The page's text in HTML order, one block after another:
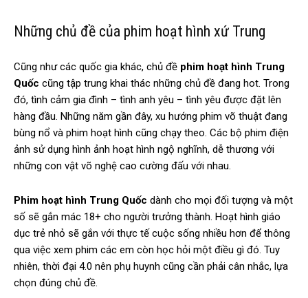
Những chủ đề của phim hoạt hình xứ Trung
Cũng như các quốc gia khác, chủ đề phim hoạt hình Trung
Quốc cũng tập trung khai thác những chủ đề đang hot. Trong
đó, tình cảm gia đình – tình anh yêu – tình yêu được đặt lên
hàng đầu. Những năm gần đây, xu hướng phim võ thuật đang
bùng nổ và phim hoạt hình cũng chạy theo. Các bộ phim điện
ảnh sử dụng hình ảnh hoạt hình ngộ nghĩnh, dễ thương với
những con vật võ nghệ cao cường đấu với nhau.
Phim hoạt hình Trung Quốc dành cho mọi đối tượng và một
số sẽ gắn mác 18+ cho người trưởng thành. Hoạt hình giáo
dục trẻ nhỏ sẽ gắn với thực tế cuộc sống nhiều hơn để thông
qua việc xem phim các em còn học hỏi một điều gì đó. Tuy
nhiên, thời đại 4.0 nên phụ huynh cũng cần phải cân nhắc, lựa
chọn đúng chủ đề.